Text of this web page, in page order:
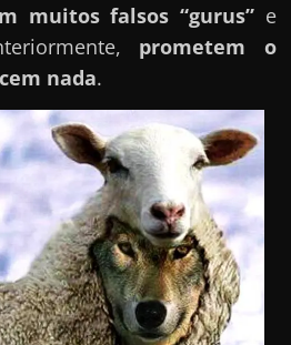
muitos falsos “gurus”e
prometem o
nada.